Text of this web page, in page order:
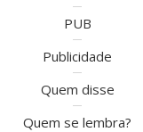
PUB
Publicidade
Quem disse
Quem se lembra?